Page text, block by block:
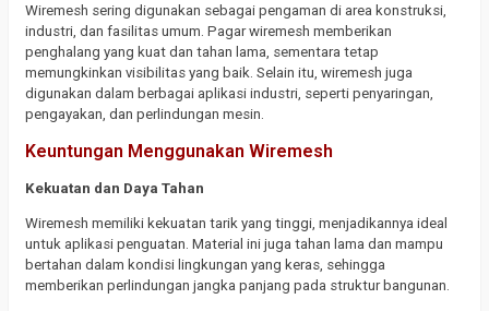
Wiremesh sering digunakan sebagai pengaman di area konstruksi,
industri, dan fasilitas umum. Pagar wiremesh memberikan
penghalang yang kuat dan tahan lama, sementara tetap
memungkinkan visibilitas yang baik. Selain itu, wiremesh juga
digunakan dalam berbagai aplikasi industri, seperti penyaringan,
pengayakan, dan perlindungan mesin.
Keuntungan Menggunakan Wiremesh
Kekuatan dan Daya Tahan
Wiremesh memiliki kekuatan tarik yang tinggi, menjadikannya ideal
untuk aplikasi penguatan. Material ini juga tahan lama dan mampu
bertahan dalam kondisi lingkungan yang keras, sehingga
memberikan perlindungan jangka panjang pada struktur bangunan.